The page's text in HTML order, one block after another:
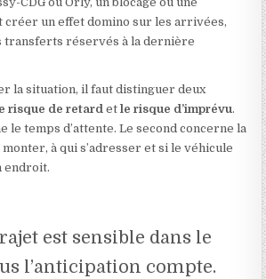
créer un effet domino sur les arrivées,
transferts réservés à la dernière
la situation, il faut distinguer deux
risque de retard etle risque d’imprévu.
le temps d’attente. Le second concerne la
à qui s’adresser et si le véhicule
endroit.
est sensible dans le
l’anticipation compte.